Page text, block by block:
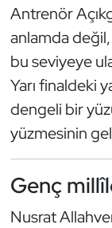
Antrenör
anlamda
bu seviyeye
Yarı finaldeki
dengeli bir
yüzmesinin
Genç
Nusrat
Kick Boks
Kürek
Masa
Modern
Motor